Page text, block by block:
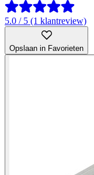
5.0 / 5 (1 klantreview)
Opslaan in Favorieten